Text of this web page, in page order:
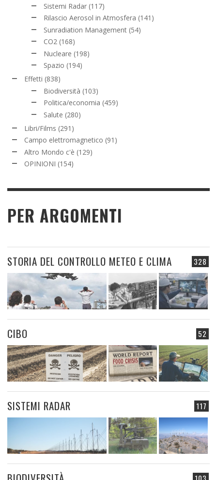
Sistemi Radar (117)
Rilascio Aerosol in Atmosfera (141)
Sunradiation Management (54)
CO2 (168)
Nucleare (198)
Spazio (194)
Effetti (838)
Biodiversità (103)
Politica/economia (459)
Salute (280)
Libri/Films (291)
Campo elettromagnetico (91)
Altro Mondo c'è (129)
OPINIONI (154)
PER ARGOMENTI
328
STORIA DEL CONTROLLO METEO E CLIMA
52
CIBO
117
SISTEMI RADAR